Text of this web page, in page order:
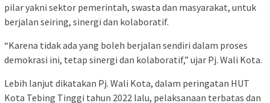
pilar yakni sektor pemerintah, swasta dan masyarakat, untuk
berjalan seiring, sinergi dan kolaboratif.
“Karena tidak ada yang boleh berjalan sendiri dalam proses
demokrasi ini, tetap sinergi dan kolaboratif,” ujar Pj. Wali Kota.
Lebih lanjut dikatakan Pj. Wali Kota, dalam peringatan HUT
Kota Tebing Tinggi tahun 2022 lalu, pelaksanaan terbatas dan